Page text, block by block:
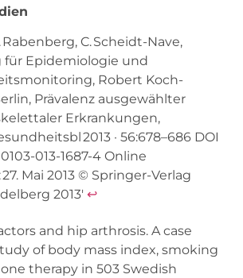
Rabenberg, C. Scheidt-Nave,
Epidemiologie und
Robert Koch-
Prävalenz ausgewählter
Erkrankungen,
2013 · 56:678–686 DOI
013-1687-4 Online
Mai 2013 © Springer-Verlag
2013′ ↩︎
and hip arthrosis. A case
of body mass index, smoking
therapy in 503 Swedish